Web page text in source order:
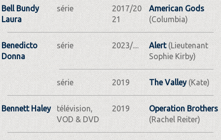
Bell Bundy
Laura
série
2017/20
21
American Gods
(Columbia)
Benedicto
Donna
série 2023/.... Alert(Lieutenant
Sophie Kirby)
série 2019 The Valley(Kate)
Bennett Haley
télévision,
VOD & DVD
2019
Operation Brothers
(Rachel Reiter)